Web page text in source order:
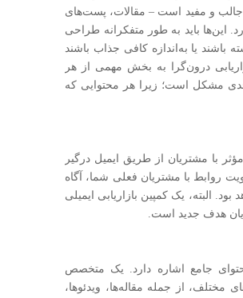
و مفید است – مقالات، پست‌های
این‌ها باید به طور متفکرانه طراحی
یا به‌اندازه کافی جذاب باشند
درون‌گرا به بخش مهمی از هر
حدی مشکل است؛ زیرا هر محتوایی که
با مشتریان از طریق ایمیل درگیر
روابط با مشتریان فعلی شما، آگاه
البته، یک کمپین بازاریابی ایمیلی
هدف جدید است.
جامع اشاره دارد. یک متخصص
مختلف، از جمله مقاله‌ها، ویدئوها،